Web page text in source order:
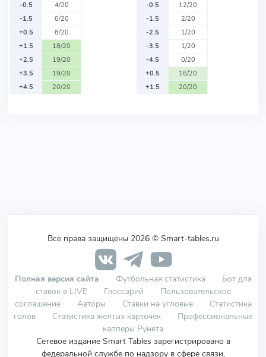
-0.5
4/20
-1.5
0/20
+0.5
8/20
+1.5
18/20
+2.5
19/20
+3.5
19/20
+4.5
20/20
-0.5
12/20
-1.5
2/20
-2.5
1/20
-3.5
1/20
-4.5
0/20
+0.5
16/20
+1.5
20/20
Все права защищены 2026 © Smart-tables.ru
Полная версия сайта Футбольная статистика
Бот для
ставок в LIVE
Глоссарий
Пользовательское
соглашение
Авторы Ставки на угловые
Статистика
голов
Статистика желтых карточек
Профессиональные
капперы Рунета
Сетевое издание Smart Tables зарегистрировано в
федеральной службе по надзору в сфере связи,